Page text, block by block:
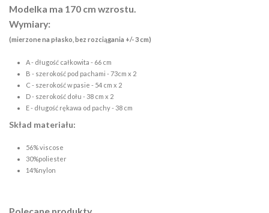
Modelka ma 170 cm wzrostu.
Wymiary:
(mierzone na płasko, bez rozciągania +/- 3 cm)
A - długość całkowita - 66 cm
B - szerokość pod pachami - 73cm x 2
C - szerokość w pasie - 54 cm x 2
D - szerokość dołu - 38 cm x 2
E - długość rękawa od pachy - 38 cm
Skład materiału:
56% viscose
30%poliester
14%nylon
Polecane produkty